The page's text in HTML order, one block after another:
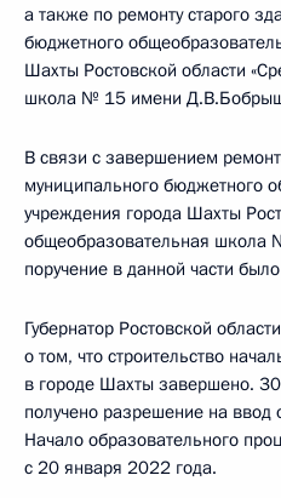
а также по ремонту старого
бюджетного
Шахты Ростовской области
школа № 15 имени
В связи с завершением
муниципального бюджетного
учреждения города Шахты
общеобразовательная
поручение в данной части
Губернатор Ростовской
о том, что строительство
в городе Шахты завершено.
получено разрешение на ввод
Начало образовательного
с 20 января 2022 года.